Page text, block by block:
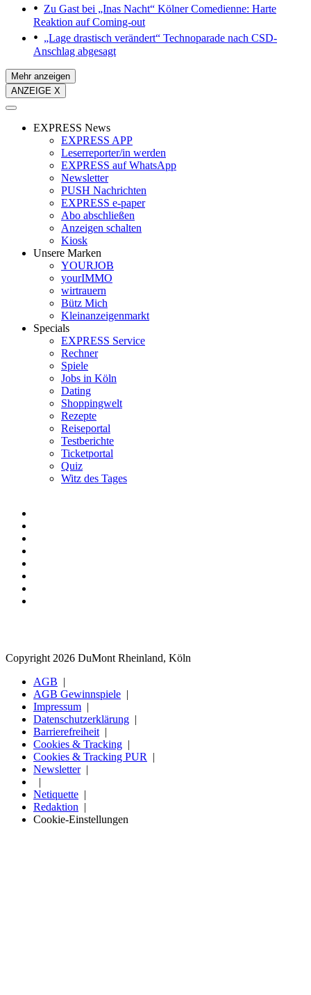
Zu Gast bei „Inas Nacht“ Kölner Comedienne: Harte
Reaktion auf Coming-out
„Lage drastisch verändert“ Technoparade nach CSD-
Anschlag abgesagt
Mehr anzeigen
ANZEIGE X
EXPRESS News
EXPRESS APP
Leserreporter/in werden
EXPRESS auf WhatsApp
Newsletter
PUSH Nachrichten
EXPRESS e-paper
Abo abschließen
Anzeigen schalten
Kiosk
Unsere Marken
YOURJOB
yourIMMO
wirtrauern
Bütz Mich
Kleinanzeigenmarkt
Specials
EXPRESS Service
Rechner
Spiele
Jobs in Köln
Dating
Shoppingwelt
Rezepte
Reiseportal
Testberichte
Ticketportal
Quiz
Witz des Tages
Copyright 2026 DuMont Rheinland, Köln
AGB
AGB Gewinnspiele
Impressum
Datenschutzerklärung
Barrierefreiheit
Cookies & Tracking
Cookies & Tracking PUR
Newsletter
Netiquette
Redaktion
Cookie-Einstellungen